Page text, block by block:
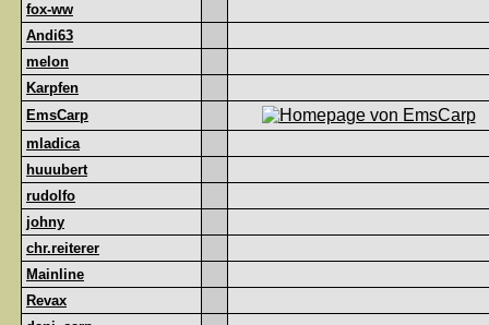
fox-ww
Andi63
melon
Karpfen
EmsCarp
mladica
huuubert
rudolfo
johny
chr.reiterer
Mainline
Revax